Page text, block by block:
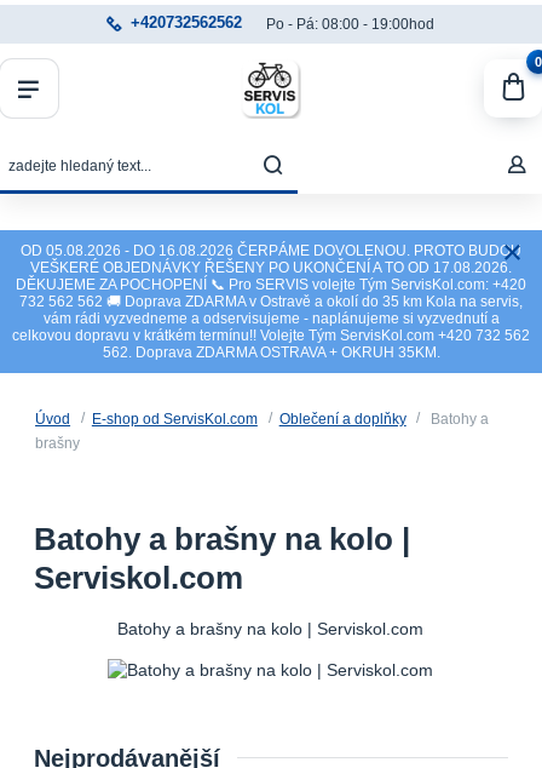
OD 05.08.2026 - DO 16.08.2026 ČERPÁME DOVOLENOU. PROTO BUDOU
VEŠKERÉ OBJEDNÁVKY ŘEŠENY PO UKONČENÍ A TO OD 17.08.2026.
DĚKUJEME ZA POCHOPENÍ 📞 Pro SERVIS volejte Tým ServisKol.com: +420
732 562 562 🚚 Doprava ZDARMA v Ostravě a okolí do 35 km Kola na servis,
vám rádi vyzvedneme a odservisujeme - naplánujeme si vyzvednutí a
celkovou dopravu v krátkém termínu!! Volejte Tým ServisKol.com +420 732 562
562. Doprava ZDARMA OSTRAVA + OKRUH 35KM.
+420732562562 Po - Pá: 08:00 - 19:00hod
0
Úvod E-shop od ServisKol.com Oblečení a doplňky
Batohy a
brašny
Batohy a brašny na kolo |
Serviskol.com
Batohy a brašny na kolo | Serviskol.com
Nejprodávanější